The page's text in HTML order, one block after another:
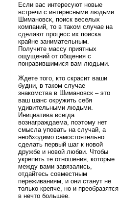
Если вас интересуют новые
встречи с интересными людьми
Шимановск, поиск веселых
компаний, то в таком случае на
сделают процесс их поиска
крайне занимательным.
Получите массу приятных
ощущений от общения с
понравившимися вам людьми.
Ждете того, кто скрасит ваши
будни, в таком случае
знакомства в Шимановск – это
ваш шанс окружить себя
удивительными людьми.
Инициатива всегда
вознаграждаема, поэтому нет
смысла уповать на случай, а
необходимо самостоятельно
сделать первый шаг к новой
дружбе и новой любви. Чтобы
укрепить те отношения, которые
между вами завязались,
отдайтесь совместным
переживаниям, и они станут не
только крепче, но и преобразятся
в нечто большее.